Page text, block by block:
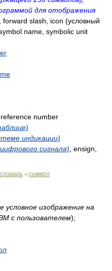
для отображения
forward slash, icon (условный
name, symbolic unit
number
индикации)
сигнала) , ensign,
> символ
условное изображение на
с пользователем);